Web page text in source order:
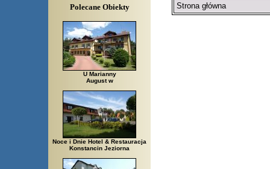
Polecane Obiekty
U Marianny
August w
Noce i Dnie Hotel & Restauracja
Konstancin Jeziorna
Strona główna